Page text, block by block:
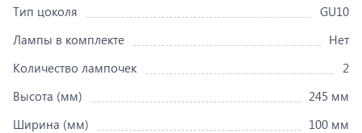
Тип цоколя
GU10
Лампы в комплекте
Нет
Количество лампочек
2
Высота (мм)
245 мм
Ширина (мм)
100 мм